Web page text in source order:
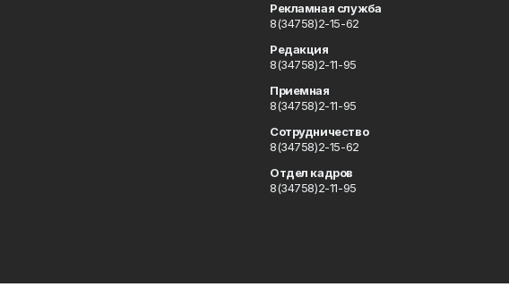
Рекламная служба
8(34758)2-15-62
Редакция
8(34758)2-11-95
Приемная
8(34758)2-11-95
Сотрудничество
8(34758)2-15-62
Отдел кадров
8(34758)2-11-95